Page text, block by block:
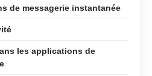
de messagerie instantanée
les applications de